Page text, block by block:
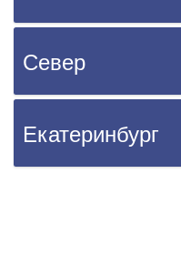
Север
Екатеринбург